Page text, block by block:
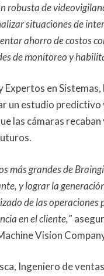
robusta de
situaciones de
ahorro de costos
de monitoreo y
en
un estudio
las cámaras
más grandes de
y lograr la
de las
en el cliente,”
Vision
Ingeniero de